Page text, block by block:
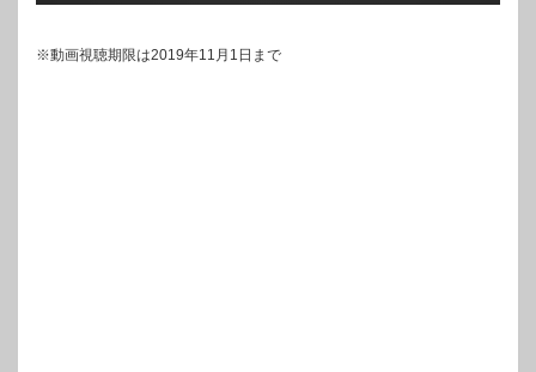
※動画視聴期限は2019年11月1日まで